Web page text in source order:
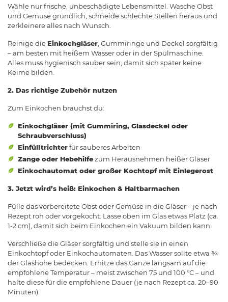
Wähle nur frische, unbeschädigte Lebensmittel. Wasche Obst
und Gemüse gründlich, schneide schlechte Stellen heraus und
zerkleinere alles nach Wunsch.
Reinige die Einkochgläser , Gummiringe und Deckel sorgfältig
– am besten mit heißem Wasser oder in der Spülmaschine.
Alles muss hygienisch sauber sein, damit sich später keine
Keime bilden.
2. Das richtige Zubehör nutzen
Zum Einkochen brauchst du:
Einkochgläser (mit Gummiring, Glasdeckel oder
Schraubverschluss)
Einfülltrichterfür sauberes Arbeiten
Zange oder Hebehilfezum Herausnehmen heißer Gläser
Einkochautomat oder großer Kochtopf mit Einlegerost
3. Jetzt wird’s heiß: Einkochen & Haltbarmachen
Fülle das vorbereitete Obst oder Gemüse in die Gläser – je nach
Rezept roh oder vorgekocht. Lasse oben im Glas etwas Platz (ca.
1-2 cm), damit sich beim Einkochen ein Vakuum bilden kann.
Verschließe die Gläser sorgfältig und stelle sie in einen
Einkochtopf oder Einkochautomaten. Das Wasser sollte etwa ¾
der Glashöhe bedecken. Erhitze das Ganze langsam auf die
empfohlene Temperatur – meist zwischen 75 und 100 °C – und
halte diese für die empfohlene Dauer (je nach Rezept ca. 20–90
Minuten).